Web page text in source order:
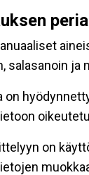
salasanoin
on